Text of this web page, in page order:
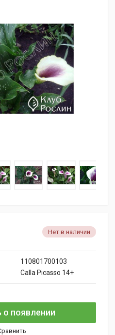
Нет в наличии
110801700103
Calla Picasso 14+
появлении